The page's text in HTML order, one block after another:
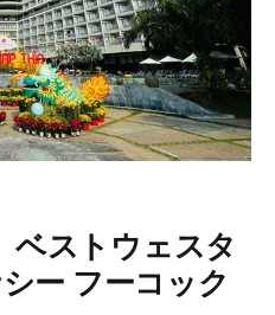
ベストウェスタ
ー フーコック